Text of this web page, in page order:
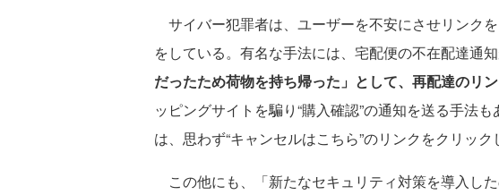
サイバー犯罪者は、ユーザーを不安にさせリンク
をしている。有名な手法には、宅配便の不在配達通知
だったため荷物を持ち帰った」として、再配達のリ
ッピングサイトを騙り“購入確認”の通知を送る手法
は、思わず“キャンセルはこちら”のリンクをクリック
この他にも、「新たなセキュリティ対策を導入し